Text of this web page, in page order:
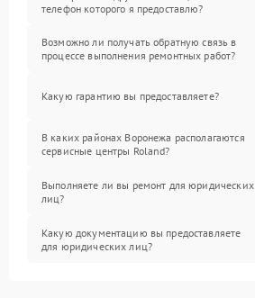
телефон которого я предоставлю?
Возможно ли получать обратную связь в
процессе выполнения ремонтных работ?
Какую гарантию вы предоставляете?
В каких районах Воронежа располагаются
сервисные центры Roland?
Выполняете ли вы ремонт для юридических
лиц?
Какую документацию вы предоставляете
для юридических лиц?